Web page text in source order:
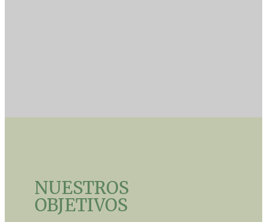
NUESTROS
OBJETIVOS